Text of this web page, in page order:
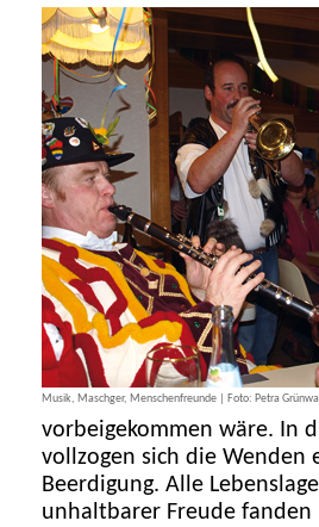
Musik, Maschger, Menschenfreunde | Foto: Petra
vorbeigekommen wäre. In
vollzogen sich die Wenden
Beerdigung. Alle
unhaltbarer Freude